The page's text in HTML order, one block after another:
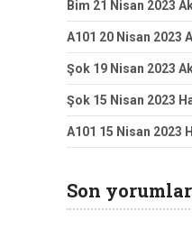
Bim 21 Nisan 2023
A101 20 Nisan 2023
Şok 19 Nisan 2023
Şok 15 Nisan 2023
A101 15 Nisan 2023
Son yorumlar